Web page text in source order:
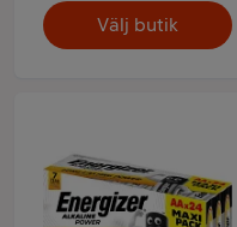
Välj butik